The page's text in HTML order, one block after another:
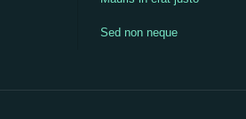
Sed non neque